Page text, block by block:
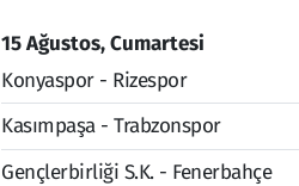
15 Ağustos, Cumartesi
Konyaspor - Rizespor
Kasımpaşa - Trabzonspor
Gençlerbirliği S.K. - Fenerbahçe